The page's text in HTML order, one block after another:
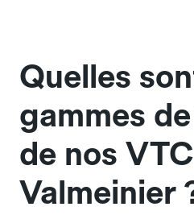
Quelles
gammes
de nos
Valmeinier